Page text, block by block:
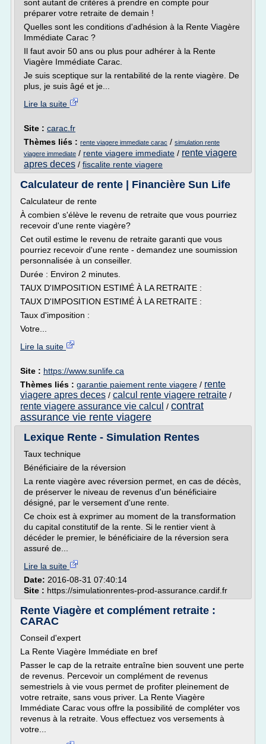
sont autant de critères à prendre en compte pour
préparer votre retraite de demain !
Quelles sont les conditions d'adhésion à la Rente Viagère
Immédiate Carac ?
Il faut avoir 50 ans ou plus pour adhérer à la Rente
Viagère Immédiate Carac.
Je suis sceptique sur la rentabilité de la rente viagère. De
plus, je suis âgé et je...
Lire la suite
Site : carac.fr
Thèmes liés : rente viagere immediate carac / simulation rente
viagere immediate / rente viagere immediate / rente viagere
apres deces / fiscalite rente viagere
Calculateur de rente | Financière Sun Life
Calculateur de rente
À combien s'élève le revenu de retraite que vous pourriez
recevoir d'une rente viagère?
Cet outil estime le revenu de retraite garanti que vous
pourriez recevoir d'une rente - demandez une soumission
personnalisée à un conseiller.
Durée : Environ 2 minutes.
TAUX D'IMPOSITION ESTIMÉ À LA RETRAITE :
TAUX D'IMPOSITION ESTIMÉ À LA RETRAITE :
Taux d'imposition :
Votre...
Lire la suite
Site : https://www.sunlife.ca
Thèmes liés : garantie paiement rente viagere / rente
viagere apres deces / calcul rente viagere retraite /
rente viagere assurance vie calcul / contrat
assurance vie rente viagere
Lexique Rente - Simulation Rentes
Taux technique
Bénéficiaire de la réversion
La rente viagère avec réversion permet, en cas de décès,
de préserver le niveau de revenus d'un bénéficiaire
désigné, par le versement d'une rente.
Ce choix est à exprimer au moment de la transformation
du capital constitutif de la rente. Si le rentier vient à
décéder le premier, le bénéficiaire de la réversion sera
assuré de...
Lire la suite
Date: 2016-08-31 07:40:14
Site : https://simulationrentes-prod-assurance.cardif.fr
Rente Viagère et complément retraite :
CARAC
Conseil d'expert
La Rente Viagère Immédiate en bref
Passer le cap de la retraite entraîne bien souvent une perte
de revenus. Percevoir un complément de revenus
semestriels à vie vous permet de profiter pleinement de
votre retraite, sans vous priver. La Rente Viagère
Immédiate Carac vous offre la possibilité de compléter vos
revenus à la retraite. Vous effectuez vos versements à
votre...